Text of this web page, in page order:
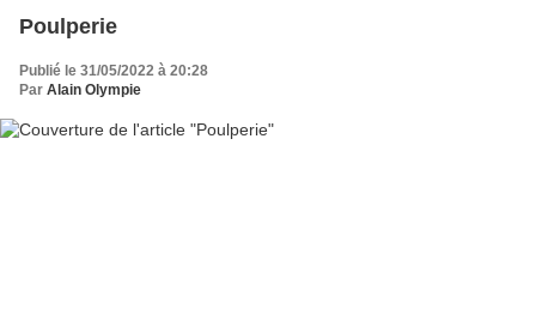
Poulperie
Publié le 31/05/2022 à 20:28
Par Alain Olympie